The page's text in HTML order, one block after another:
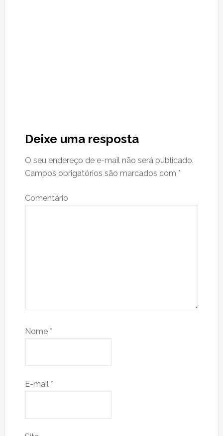
Interactions
Deixe uma resposta
O seu endereço de e-mail não será publicado.
Campos obrigatórios são marcados com *
Comentário
Nome *
E-mail *